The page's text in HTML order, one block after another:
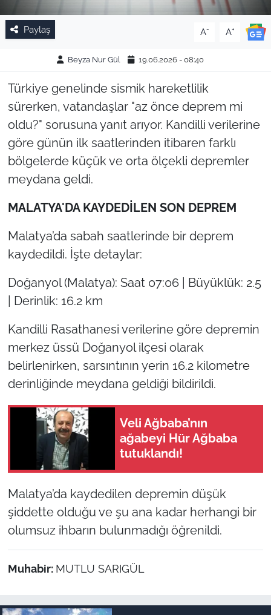
Paylaş A- A+
Beyza Nur Gül 19.06.2026 - 08:40
Türkiye genelinde sismik hareketlilik
sürerken, vatandaşlar "az önce deprem mi
oldu?" sorusuna yanıt arıyor. Kandilli verilerine
göre günün ilk saatlerinden itibaren farklı
bölgelerde küçük ve orta ölçekli depremler
meydana geldi.
MALATYA'DA KAYDEDİLEN SON DEPREM
Malatya’da sabah saatlerinde bir deprem
kaydedildi. İşte detaylar:
Doğanyol (Malatya): Saat 07:06 | Büyüklük: 2.5
| Derinlik: 16.2 km
Kandilli Rasathanesi verilerine göre depremin
merkez üssü Doğanyol ilçesi olarak
belirlenirken, sarsıntının yerin 16.2 kilometre
derinliğinde meydana geldiği bildirildi.
Veli Ağbaba’nın
ağabeyi Hür Ağbaba
tutuklandı!
Malatya’da kaydedilen depremin düşük
şiddette olduğu ve şu ana kadar herhangi bir
olumsuz ihbarın bulunmadığı öğrenildi.
Muhabir: MUTLU SARIGÜL